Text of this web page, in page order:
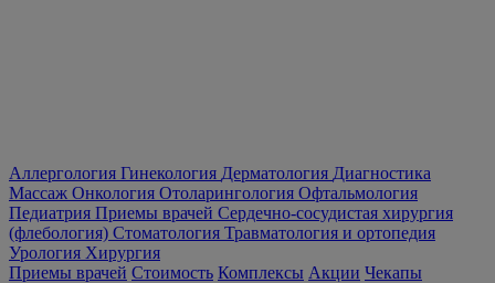
Аллергология Гинекология Дерматология Диагностика
Массаж Онкология Отоларингология Офтальмология
Педиатрия Приемы врачей Сердечно-сосудистая хирургия
(флебология) Стоматология Травматология и ортопедия
Урология Хирургия
Приемы врачей Стоимость Комплексы Акции Чекапы